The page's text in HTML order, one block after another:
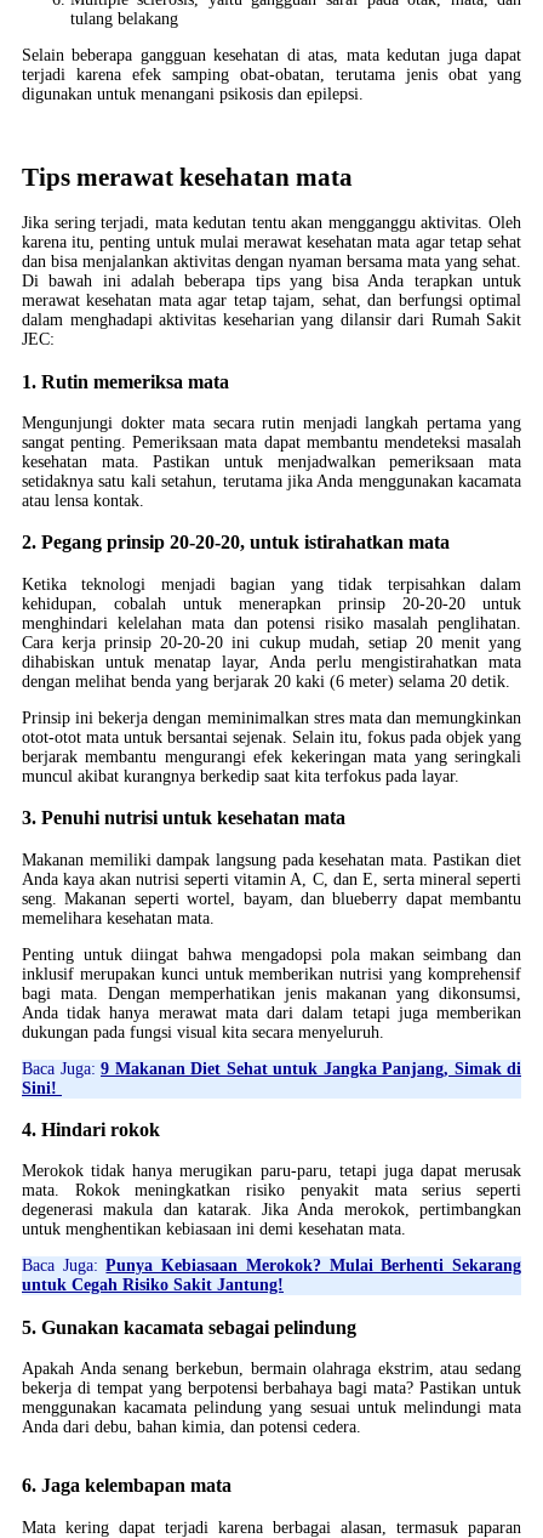
tulang belakang
Selain beberapa gangguan kesehatan di atas, mata kedutan juga dapat
terjadi karena efek samping obat-obatan, terutama jenis obat yang
digunakan untuk menangani psikosis dan epilepsi.
Tips merawat kesehatan mata
Jika sering terjadi, mata kedutan tentu akan mengganggu aktivitas. Oleh
karena itu, penting untuk mulai merawat kesehatan mata agar tetap sehat
dan bisa menjalankan aktivitas dengan nyaman bersama mata yang sehat.
Di bawah ini adalah beberapa tips yang bisa Anda terapkan untuk
merawat kesehatan mata agar tetap tajam, sehat, dan berfungsi optimal
dalam menghadapi aktivitas keseharian yang dilansir dari Rumah Sakit
JEC:
1. Rutin memeriksa mata
Mengunjungi dokter mata secara rutin menjadi langkah pertama yang
sangat penting. Pemeriksaan mata dapat membantu mendeteksi masalah
kesehatan mata. Pastikan untuk menjadwalkan pemeriksaan mata
setidaknya satu kali setahun, terutama jika Anda menggunakan kacamata
atau lensa kontak.
2. Pegang prinsip 20-20-20, untuk istirahatkan mata
Ketika teknologi menjadi bagian yang tidak terpisahkan dalam
kehidupan, cobalah untuk menerapkan prinsip 20-20-20 untuk
menghindari kelelahan mata dan potensi risiko masalah penglihatan.
Cara kerja prinsip 20-20-20 ini cukup mudah, setiap 20 menit yang
dihabiskan untuk menatap layar, Anda perlu mengistirahatkan mata
dengan melihat benda yang berjarak 20 kaki (6 meter) selama 20 detik.
Prinsip ini bekerja dengan meminimalkan stres mata dan memungkinkan
otot-otot mata untuk bersantai sejenak. Selain itu, fokus pada objek yang
berjarak membantu mengurangi efek kekeringan mata yang seringkali
muncul akibat kurangnya berkedip saat kita terfokus pada layar.
3. Penuhi nutrisi untuk kesehatan mata
Makanan memiliki dampak langsung pada kesehatan mata. Pastikan diet
Anda kaya akan nutrisi seperti vitamin A, C, dan E, serta mineral seperti
seng. Makanan seperti wortel, bayam, dan blueberry dapat membantu
memelihara kesehatan mata.
Penting untuk diingat bahwa mengadopsi pola makan seimbang dan
inklusif merupakan kunci untuk memberikan nutrisi yang komprehensif
bagi mata. Dengan memperhatikan jenis makanan yang dikonsumsi,
Anda tidak hanya merawat mata dari dalam tetapi juga memberikan
dukungan pada fungsi visual kita secara menyeluruh.
Baca Juga: 9 Makanan Diet Sehat untuk Jangka Panjang, Simak di
Sini!
4. Hindari rokok
Merokok tidak hanya merugikan paru-paru, tetapi juga dapat merusak
mata. Rokok meningkatkan risiko penyakit mata serius seperti
degenerasi makula dan katarak. Jika Anda merokok, pertimbangkan
untuk menghentikan kebiasaan ini demi kesehatan mata.
Baca Juga:Punya Kebiasaan Merokok? Mulai Berhenti Sekarang
untuk Cegah Risiko Sakit Jantung!
5. Gunakan kacamata sebagai pelindung
Apakah Anda senang berkebun, bermain olahraga ekstrim, atau sedang
bekerja di tempat yang berpotensi berbahaya bagi mata? Pastikan untuk
menggunakan kacamata pelindung yang sesuai untuk melindungi mata
Anda dari debu, bahan kimia, dan potensi cedera.
6. Jaga kelembapan mata
Mata kering dapat terjadi karena berbagai alasan, termasuk paparan